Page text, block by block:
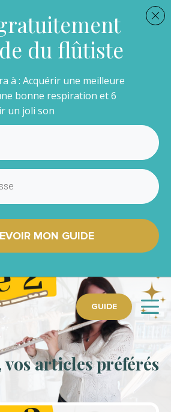
GUIDE
articles préférés
du flûtiste
à : Acquérir une meilleure
bonne respiration et 6
un joli son
MON GUIDE